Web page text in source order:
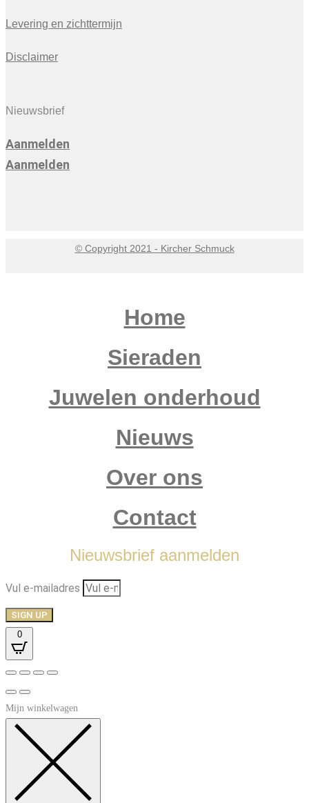
Levering en zichttermijn
Disclaimer
Nieuwsbrief
Aanmelden
Aanmelden
© Copyright 2021 - Kircher Schmuck
Home
Sieraden
Juwelen onderhoud
Nieuws
Over ons
Contact
Nieuwsbrief aanmelden
Vul e-mailadres
SIGN UP
0
Mijn winkelwagen